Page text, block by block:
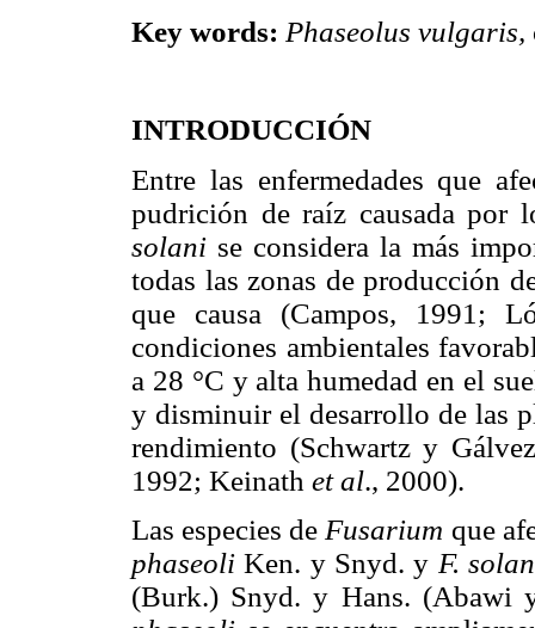
Key words: Phaseolus vulgaris,
INTRODUCCIÓN
Entre las enfermedades que
pudrición de raíz causada por
solani se considera la más
todas las zonas de producción
que causa (Campos, 1991;
condiciones ambientales
a 28 °C y alta humedad en el
y disminuir el desarrollo de las
rendimiento (Schwartz y
1992; Keinath et al., 2000).
Las especies de Fusarium que
phaseoliKen. y Snyd. y F.
(Burk.) Snyd. y Hans. (Abawi